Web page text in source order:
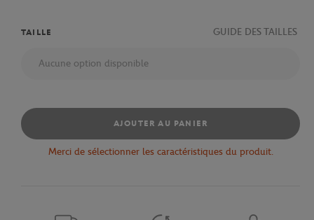
TAILLE GUIDE DES TAILLES
Aucune option disponible
AJOUTER AU PANIER
Merci de sélectionner les caractéristiques du produit.